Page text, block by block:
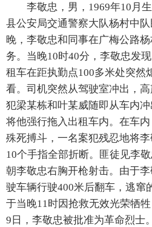
李敬忠，男，1969年10月生
县公安局交通警察大队杨村中队
晚，李敬忠和同事在广梅公路
务。当晚10时40分，李敬忠发
租车在距执勤点100多米处突然
看。司机突然从驾驶室冲出，
犯梁某栋和叶某威随即从车内
将他强行拖入出租车内。在车
殊死搏斗，一名案犯残忍地将
10个手指全部折断。匪徒见李
朝李敬忠右胸开枪射击。由于
驶车辆行驶400米后翻车，逃窜
于当晚11时因抢救无效光荣牺
9日，李敬忠被批准为革命烈士。